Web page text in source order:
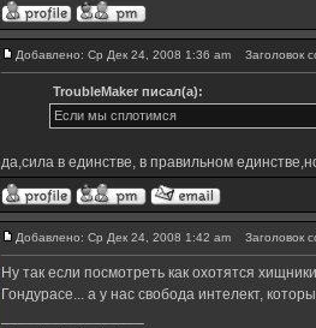
Добавлено: Ср Дек 24, 2008 1:36 am Заголовок
TroubleMaker писал(а):
Если мы сплотимся
да,сила в единстве, в правильном
Добавлено: Ср Дек 24, 2008 1:42 am Заголовок
Ну так если посмотреть как охотятся
Гондурасе... а у нас свобода интелект,